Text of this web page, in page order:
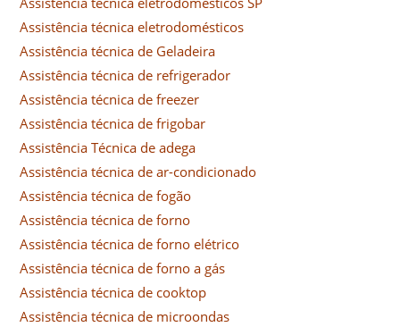
Assistência técnica eletrodomésticos
Assistência técnica de Geladeira
Assistência técnica de refrigerador
Assistência técnica de freezer
Assistência técnica de frigobar
Assistência Técnica de adega
Assistência técnica de ar-condicionado
Assistência técnica de fogão
Assistência técnica de forno
Assistência técnica de forno elétrico
Assistência técnica de forno a gás
Assistência técnica de cooktop
Assistência técnica de microondas